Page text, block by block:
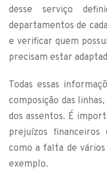
desse serviço
departamentos de
e verificar quem
precisam estar
Todas essas
composição das
dos assentos. É
prejuízos financeiros
como a falta de
exemplo.